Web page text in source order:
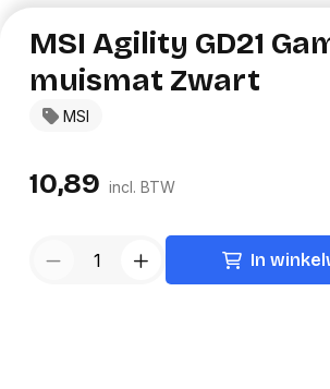
MSI
MSI Agility GD21
muismat Zwart
10,89 incl. BTW
In